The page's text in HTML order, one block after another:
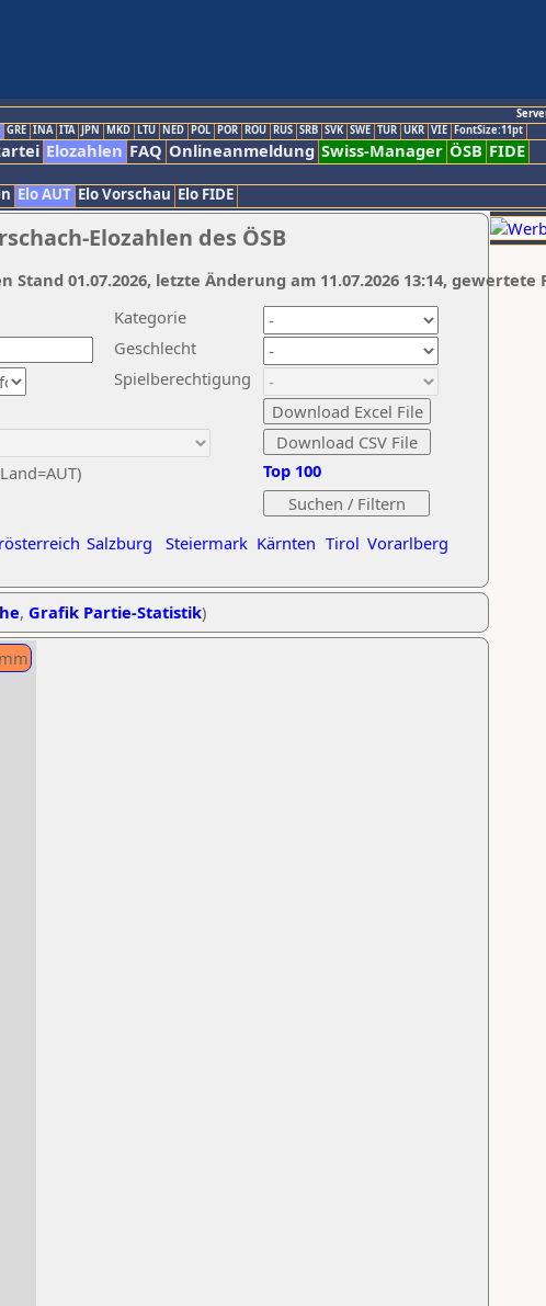
GRE INA ITA JPN MKD LTU NED POL POR ROU RUS SRB SVK SWE TUR UKR VIE FontSize:11pt
Elozahlen FAQ Onlineanmeldung Swiss-Manager ÖSB FIDE
Elo AUT Elo Vorschau Elo FIDE
Elozahlen des ÖSB
Kategorie
Geschlecht
Spielberechtigung
Salzburg Steiermark Kärnten Tirol Vorarlberg
Top 100
Stand 01.07.2026, letzte Änderung am 11.07.2026 13:14, gewertete
, Grafik Partie-Statistik)